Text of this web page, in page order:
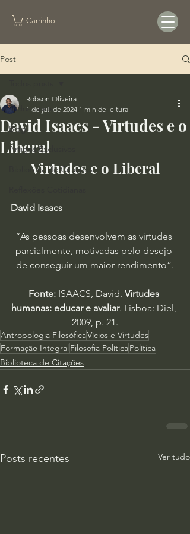
Carrinho
Post
Todos posts
Blog
Artigos Exclusivos
Biblioteca de Citações
David Isaacs - Virtudes e o
Liberal
Robson Oliveira
1 de jul. de 2024 1 min de leitura
Virtudes e o Liberal
David Isaacs
“As pessoas desenvolvem as virtudes
parcialmente, motivadas pelo desejo
de conseguir um maior rendimento”.
Fonte: ISAACS, David. Virtudes
humanas: educar e avaliar. Lisboa: Diel,
2009, p. 21.
Antropologia FilosóficaVícios e Virtudes
Formação Integral Filosofia PolíticaPolítica
Biblioteca de Citações
Posts recentes Ver tudo